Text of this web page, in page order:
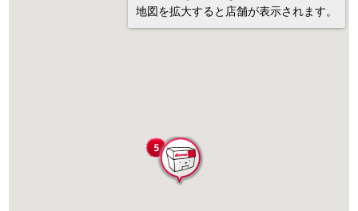
地図を拡大すると店舗が表示されます。